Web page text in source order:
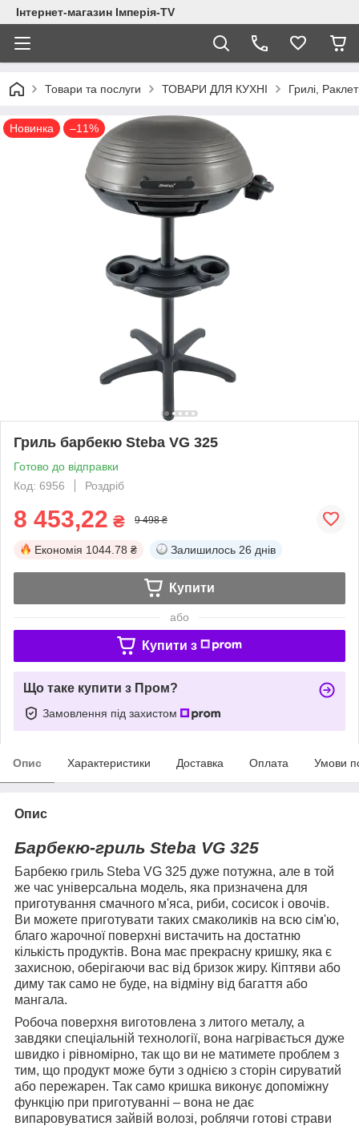
Інтернет-магазин Імперія-TV
Товари та послуги ТОВАРИ ДЛЯ КУХНІ Грилі,
Новинка –11%
Гриль барбекю Steba VG 325
Готово до відправки
Код: 6956
Роздріб
8 453,22 ₴ 9 498 ₴
Економія 1044.78 ₴ Залишилось 26 днів
Купити
або
Купити з
Що таке купити з Пром?
Замовлення під захистом
Опис Характеристики Доставка Оплата Умови
Опис
Барбекю-гриль Steba VG 325
Барбекю гриль Steba VG 325 дуже потужна, але в той
же час універсальна модель, яка призначена для
приготування смачного м'яса, риби, сосисок і овочів.
Ви можете приготувати таких смаколиків на всю сім'ю,
благо жарочної поверхні вистачить на достатню
кількість продуктів. Вона має прекрасну кришку, яка є
захисною, оберігаючи вас від бризок жиру. Кіптяви або
диму так само не буде, на відміну від багаття або
мангала.
Робоча поверхня виготовлена з литого металу, а
завдяки спеціальній технології, вона нагрівається дуже
швидко і рівномірно, так що ви не матимете проблем з
тим, що продукт може бути з однією з сторін сируватий
або пережарен. Так само кришка виконує допоміжну
функцію при приготуванні – вона не дає
випаровуватися зайвій волозі, роблячи готові страви